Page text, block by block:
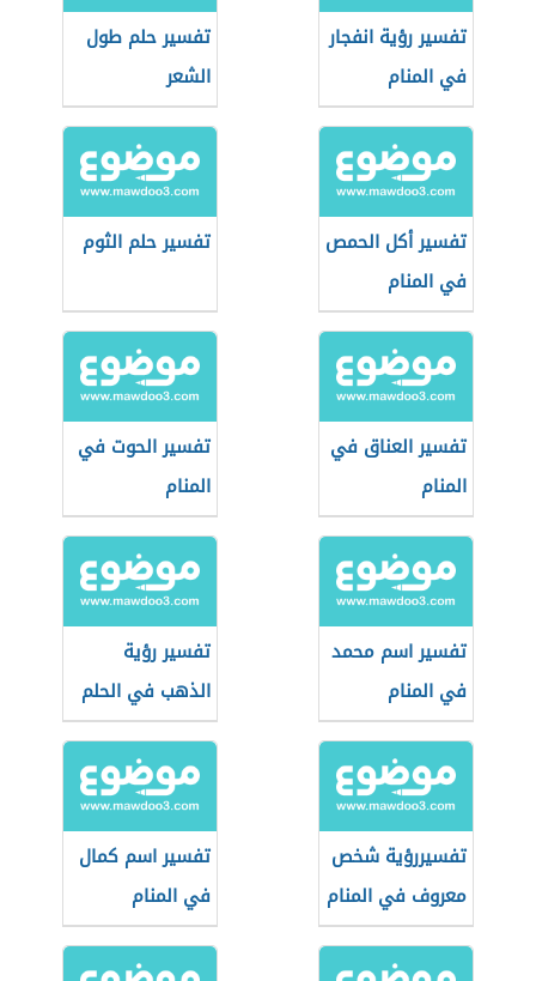
تفسير رؤية انفجار
في المنام
تفسير حلم طول
الشعر
تفسير أكل الحمص
في المنام
تفسير حلم الثوم
تفسير العناق في
المنام
تفسير الحوت في
المنام
تفسير اسم محمد
في المنام
تفسير رؤية
الذهب في الحلم
تفسيررؤية شخص
معروف في المنام
تفسير اسم كمال
في المنام